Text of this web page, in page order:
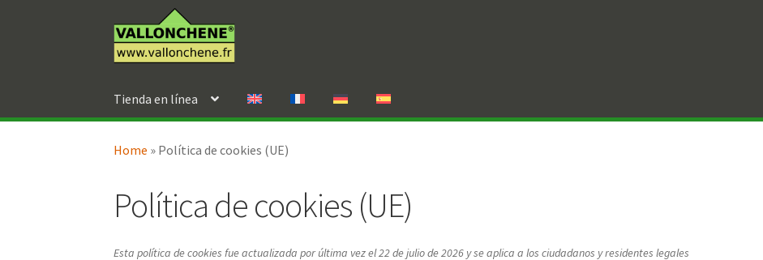
a
la
al
contenido
Tienda en línea
Home » Política de cookies (UE)
Política de cookies (UE)
Esta política de cookies fue actualizada por última vez el 22 de julio de 2026 y se aplica a los ciudadanos y residentes legales